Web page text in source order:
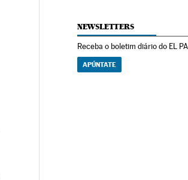
NEWSLETTERS
Receba o boletim diário do EL
APÚNTATE